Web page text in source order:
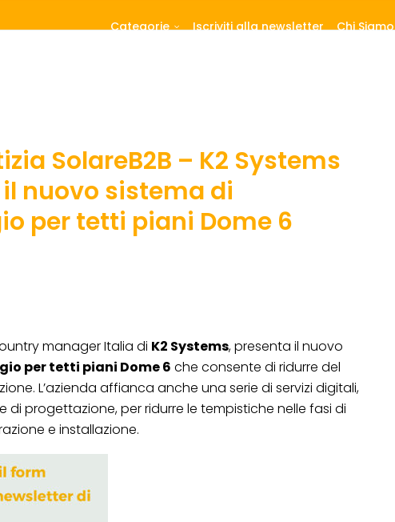
Categorie Iscriviti alla newsletter Chi Siamo
SolareB2B – K2 Systems
nuovo sistema di
per tetti piani Dome 6
manager Italia di K2 Systems, presenta il nuovo
per tetti piani Dome 6 che consente di ridurre del
L’azienda affianca anche una serie di servizi digitali,
di progettazione, per ridurre le tempistiche nelle fasi di
e installazione.